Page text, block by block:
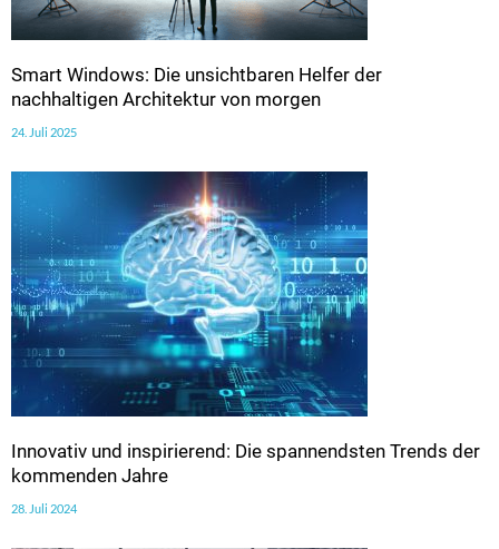
Smart Windows: Die unsichtbaren Helfer der
nachhaltigen Architektur von morgen
24. Juli 2025
Innovativ und inspirierend: Die spannendsten Trends der
kommenden Jahre
28. Juli 2024